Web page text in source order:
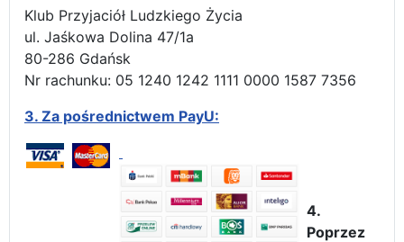
Klub Przyjaciół Ludzkiego Życia
ul. Jaśkowa Dolina 47/1a
80-286 Gdańsk
Nr rachunku: 05 1240 1242 1111 0000 1587 7356
3. Za pośrednictwem PayU:
4.
Poprzez